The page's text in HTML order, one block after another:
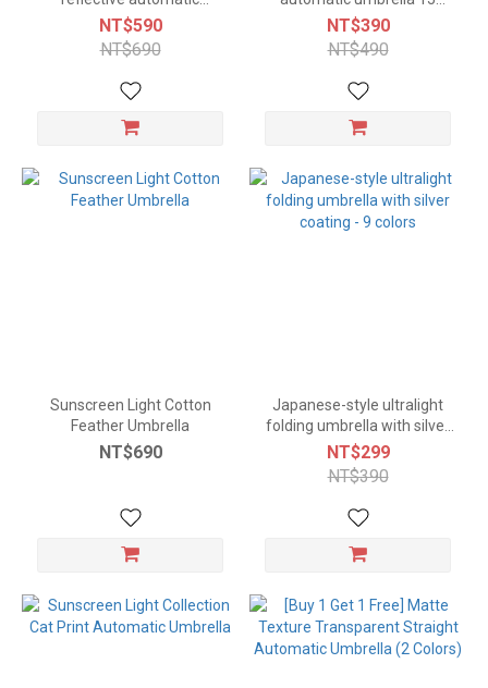
umbrella _7 colors
NT$590
NT$690
colors
NT$390
NT$490
Sunscreen Light Cotton
Feather Umbrella
NT$690
Japanese-style ultralight
folding umbrella with silver
coating - 9 colors
NT$299
NT$390